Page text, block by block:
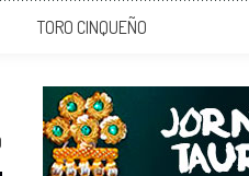
TORO CINQUEÑO